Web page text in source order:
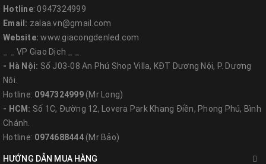
Hotline: 0947324999
Email: zalaa.vn@gmail.com
Website:www.giacongdenled.com
_ _ VP Giao Dịch _ _
- Hà Nội: Số J03-08 An Phú Shop Villa, KĐT Dương Nội, P. Dương
Nội.
Hotline: 0947324999(Mr Long)
- HCM: Số 1C, Đường 12, Lovera Park Khang Điền, Phong Phú, Bình
Chánh.
Hotline: 0974688444(Mr Bảo)
HƯỚNG DẪN MUA HÀNG